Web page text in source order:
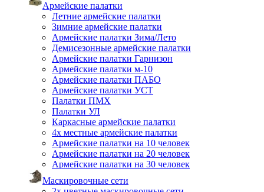
Армейские палатки
Летние армейские палатки
Зимние армейские палатки
Армейские палатки Зима/Лето
Демисезонные армейские палатки
Армейские палатки Гарнизон
Армейские палатки м-10
Армейские палатки ПАБО
Армейские палатки УСТ
Палатки ПМХ
Палатки УЛ
Каркасные армейские палатки
4х местные армейские палатки
Армейские палатки на 10 человек
Армейские палатки на 20 человек
Армейские палатки на 30 человек
Маскировочные сети